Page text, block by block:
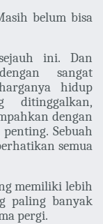
belum bisa
ini. Dan
sangat
hidup
ditinggalkan,
dengan
Sebuah
semua
memiliki lebih
paling banyak
pergi.